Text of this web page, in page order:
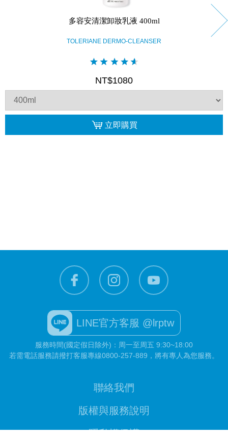
多容安清潔卸妝乳液 400ml
TOLERIANE DERMO-CLEANSER
NT$1080
立即購買
LINE官方客服 @lrptw
服務時間(國定假日除外)：周一至周五 9:30~18:00
若需電話服務請撥打客服專線0800-257-889 ，將有專人為您服務。
聯絡我們
版權與服務說明
隱私權保護